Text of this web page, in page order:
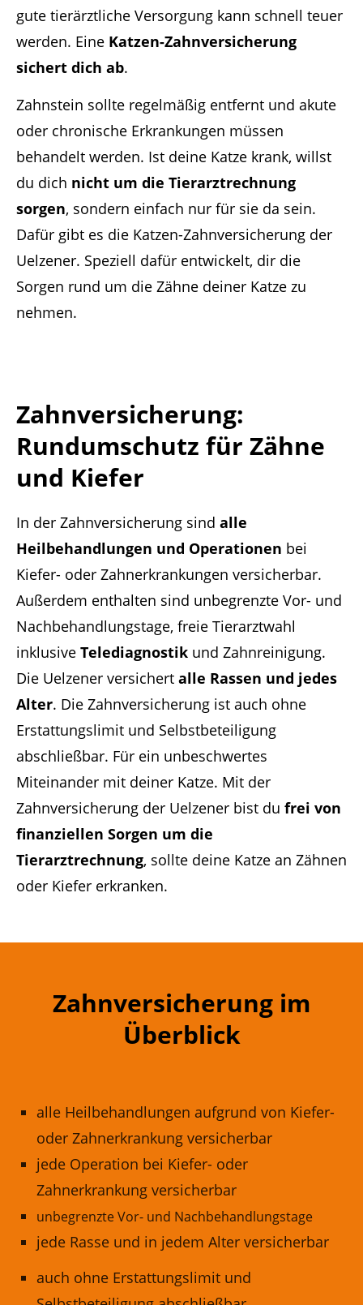
gute tierärztliche Versorgung kann schnell teuer
werden. Eine Katzen-Zahnversicherung
sichert dich ab.
Zahnstein sollte regelmäßig entfernt und akute
oder chronische Erkrankungen müssen
behandelt werden. Ist deine Katze krank, willst
du dich nicht um die Tierarztrechnung
sorgen, sondern einfach nur für sie da sein.
Dafür gibt es die Katzen-Zahnversicherung der
Uelzener. Speziell dafür entwickelt, dir die
Sorgen rund um die Zähne deiner Katze zu
nehmen.
Zahnversicherung:
Rundumschutz für Zähne
und Kiefer
In der Zahnversicherung sind alle
Heilbehandlungen und Operationen bei
Kiefer- oder Zahnerkrankungen versicherbar.
Außerdem enthalten sind unbegrenzte Vor- und
Nachbehandlungstage, freie Tierarztwahl
inklusive Telediagnostik und Zahnreinigung.
Die Uelzener versichert alle Rassen und jedes
Alter. Die Zahnversicherung ist auch ohne
Erstattungslimit und Selbstbeteiligung
abschließbar. Für ein unbeschwertes
Miteinander mit deiner Katze. Mit der
Zahnversicherung der Uelzener bist du frei von
finanziellen Sorgen um die
Tierarztrechnung, sollte deine Katze an Zähnen
oder Kiefer erkranken.
Zahnversicherung im
Überblick
alle Heilbehandlungen aufgrund von Kiefer-
oder Zahnerkrankung versicherbar
jede Operation bei Kiefer- oder
Zahnerkrankung versicherbar
unbegrenzte Vor- und Nachbehandlungstage
jede Rasse und in jedem Alter versicherbar
auch ohne Erstattungslimit und